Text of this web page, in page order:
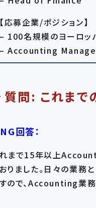
【応募企業/ポジション】
– 100名規模のヨーロッ
– Accounting
質問: これまで
NG回答：
まで15年以上
りました。日々の業務
ので、Accounting業務